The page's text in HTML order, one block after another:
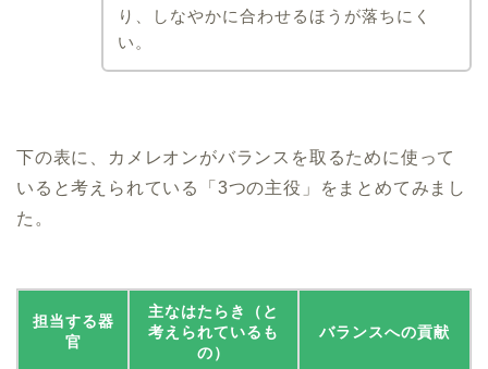
り、しなやかに合わせるほうが落ちにく
い。
下の表に、カメレオンがバランスを取るために使って
いると考えられている「3つの主役」をまとめてみまし
た。
担当する器
官
主なはたらき（と
考えられているも
の）
バランスへの貢献